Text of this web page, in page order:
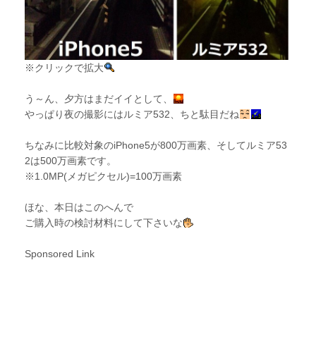
※クリックで拡大
う～ん、夕方はまだイイとして、
やっぱり夜の撮影にはルミア532、ちと駄目だね
ちなみに比較対象のiPhone5が800万画素、そしてルミア53
2は500万画素です。
※1.0MP(メガピクセル)=100万画素
ほな、本日はこのへんで
ご購入時の検討材料にして下さいな
Sponsored Link